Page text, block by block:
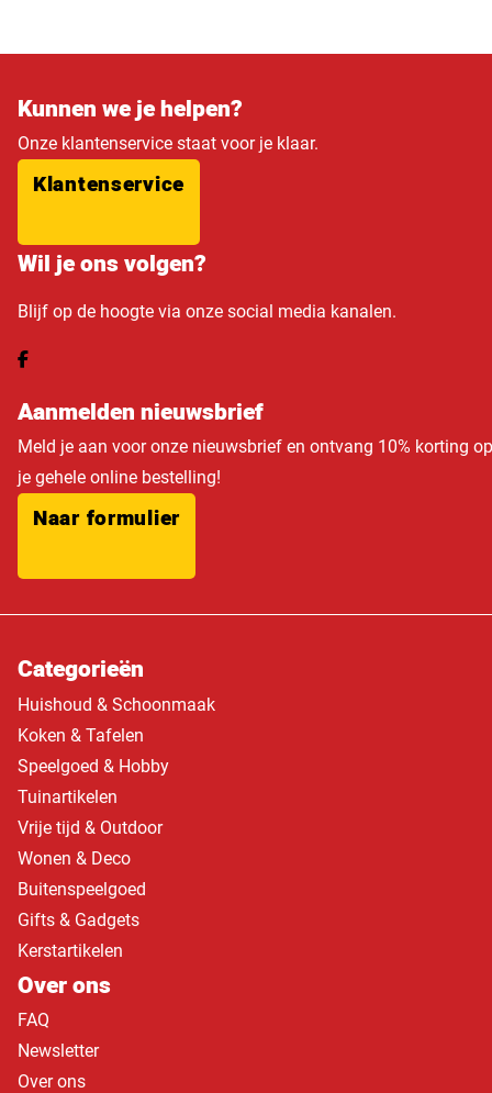
Kunnen we je helpen?
Onze klantenservice staat voor je klaar.
Klantenservice
Wil je ons volgen?
Blijf op de hoogte via onze social media kanalen.
Aanmelden nieuwsbrief
Meld je aan voor onze nieuwsbrief en ontvang 10% korting op
je gehele online bestelling!
Naar formulier
Categorieën
Huishoud & Schoonmaak
Koken & Tafelen
Speelgoed & Hobby
Tuinartikelen
Vrije tijd & Outdoor
Wonen & Deco
Buitenspeelgoed
Gifts & Gadgets
Kerstartikelen
Over ons
FAQ
Newsletter
Over ons